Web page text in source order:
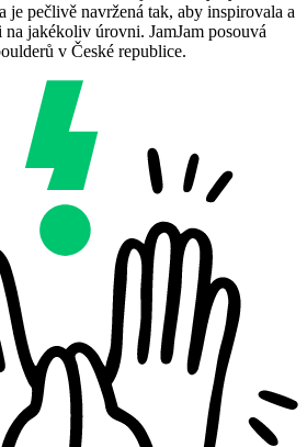
je pečlivě navržená tak, aby inspirovala a
jakékoliv úrovni. JamJam posouvá
v České republice.